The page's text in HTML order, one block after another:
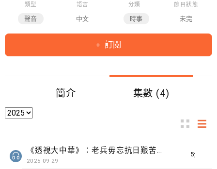
類型
聲音
語言
中文
分類
時事
節目狀態
未完
訂閱
簡介 集數 (4)
5分鐘
《透視大中華》：老兵毋忘抗日艱苦 冀青年人傳承不屈精神愛國愛港
2025-09-29